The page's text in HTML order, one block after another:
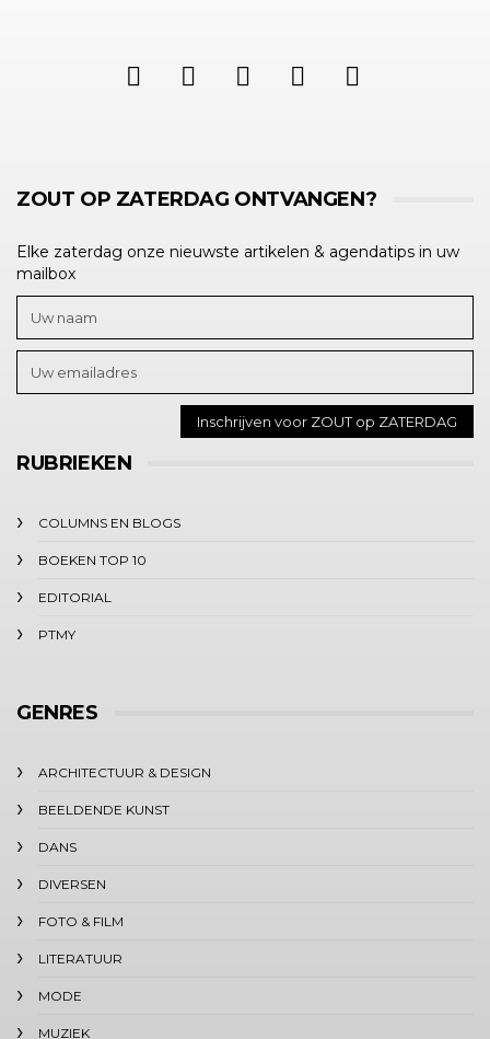
ZOUT OP ZATERDAG ONTVANGEN?
Elke zaterdag onze nieuwste artikelen & agendatips in uw
mailbox
RUBRIEKEN
COLUMNS EN BLOGS
BOEKEN TOP 10
EDITORIAL
PTMY
GENRES
ARCHITECTUUR & DESIGN
BEELDENDE KUNST
DANS
DIVERSEN
FOTO & FILM
LITERATUUR
MODE
MUZIEK